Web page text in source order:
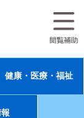
健康・医療・福祉